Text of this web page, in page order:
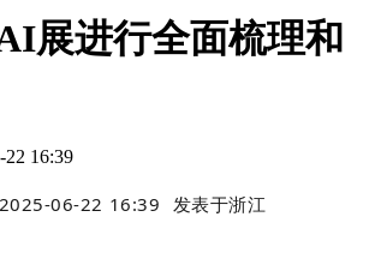
展进行全面梳理和
16:39
2025-06-22 16:39 发表于浙江